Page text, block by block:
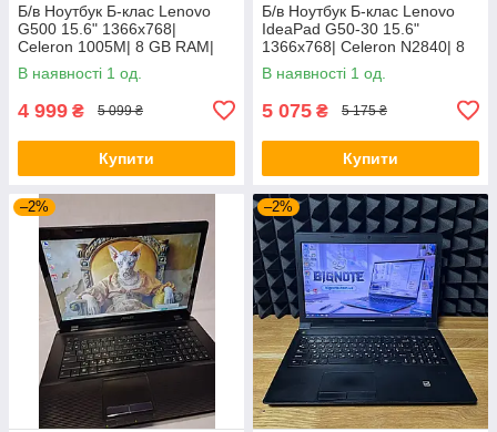
Б/в Ноутбук Б-клас Lenovo
G500 15.6" 1366x768|
Celeron 1005M| 8 GB RAM|
128 GB SSD| HD
В наявності 1 од.
4 999 ₴ 5 099 ₴
Купити
Б/в Ноутбук Б-клас Lenovo
IdeaPad G50-30 15.6"
1366x768| Celeron N2840| 8
GB RAM| 128 GB SSD| HD
В наявності 1 од.
5 075 ₴ 5 175 ₴
Купити
–2% –2%